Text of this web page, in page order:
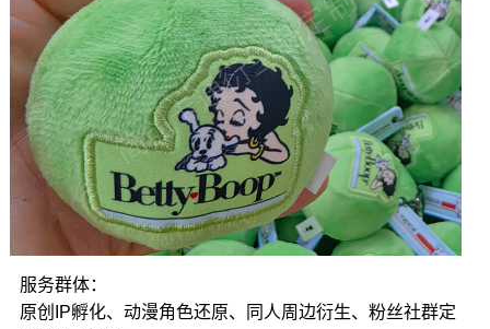
服务群体：
原创IP孵化、动漫角色还原、同人周边衍生、粉丝社群定